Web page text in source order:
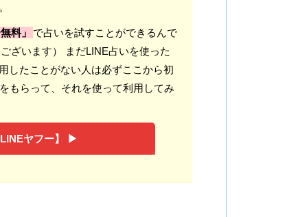
料」
で占いを試すことができるんで
ざいます） まだLINE占いを使った
したことがない人は必ずここから初
もらって、それを使って利用してみ
ヤフー】 ▶︎